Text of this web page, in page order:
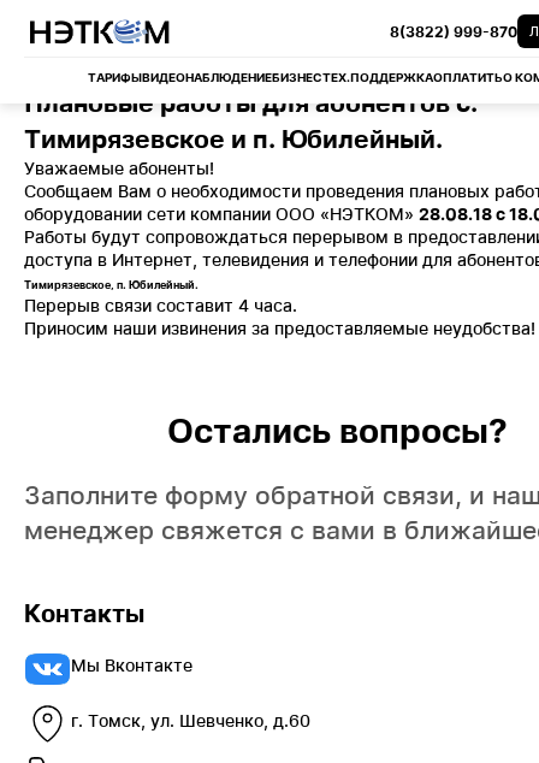
ТАРИФЫВИДЕОНАБЛЮДЕНИЕБИЗНЕСТЕХ.ПОДДЕРЖКАОПЛАТИТЬО
8(3822) 999-870
Плановые работы для абонентов с.
Тимирязевское и п. Юбилейный.
Уважаемые абоненты!
Сообщаем Вам о необходимости проведения плановых
оборудовании сети компании ООО «НЭТКОМ» 28.08.18 с
Работы будут сопровождаться перерывом в
доступа в Интернет, телевидения и телефонии для
Тимирязевское, п. Юбилейный.
Перерыв связи составит 4 часа.
Приносим наши извинения за предоставляемые неудобства!
Остались вопросы?
Заполните форму обратной связи, и
менеджер свяжется с вами в
Контакты
Мы Вконтакте
г. Томск, ул. Шевченко, д.60